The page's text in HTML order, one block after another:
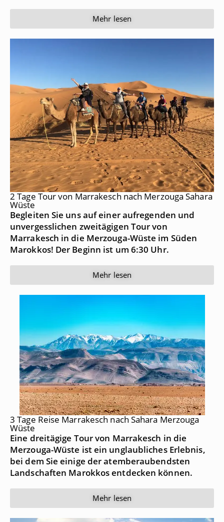
Mehr lesen
2 Tage Tour von Marrakesch nach Merzouga Sahara
Wüste
Begleiten Sie uns auf einer aufregenden und
unvergesslichen zweitägigen Tour von
Marrakesch in die Merzouga-Wüste im Süden
Marokkos! Der Beginn ist um 6:30 Uhr.
Mehr lesen
3 Tage Reise Marrakesch nach Sahara Merzouga
Wüste
Eine dreitägige Tour von Marrakesch in die
Merzouga-Wüste ist ein unglaubliches Erlebnis,
bei dem Sie einige der atemberaubendsten
Landschaften Marokkos entdecken können.
Mehr lesen